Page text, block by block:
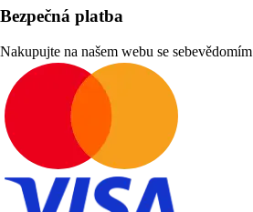
Bezpečná platba
Nakupujte na našem webu se sebevědomím